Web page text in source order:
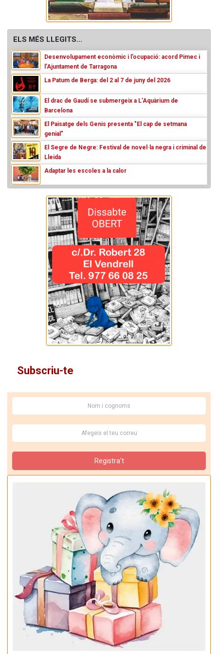
ELS MÉS LLEGITS...
Desenvolupament econòmic i l’ocupació: acord Pimec i
l’Ajuntament de Tarragona
La Patum de Berga: del 2 al 7 de juny del 2026
El drac de Gaudí se submergeix a L’Aquàrium de
Barcelona
El Paisatge dels Genis presenta "El cap de setmana
genial"
El Segre de Negre: Festival de novel·la negra i criminal de
Lleida
Adaptar les escoles a la calor
Subscriu-te
Registra't